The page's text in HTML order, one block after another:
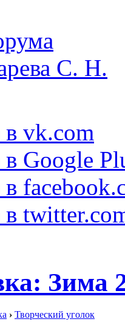
С. Н.
в vk.com
Google
в
Зима
› Творческий уголок